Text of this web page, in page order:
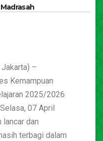
–
Kemampuan
2025/2026
07 April
dan
terbagi dalam